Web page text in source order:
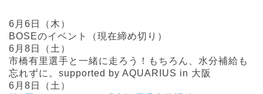
6月6日（木）
BOSEのイベント（現在締め切り）
6月8日（土）
市橋有里選手と一緒に走ろう！もちろん、水分補給も
忘れずに。supported by AQUARIUS in 大阪
6月8日（土）